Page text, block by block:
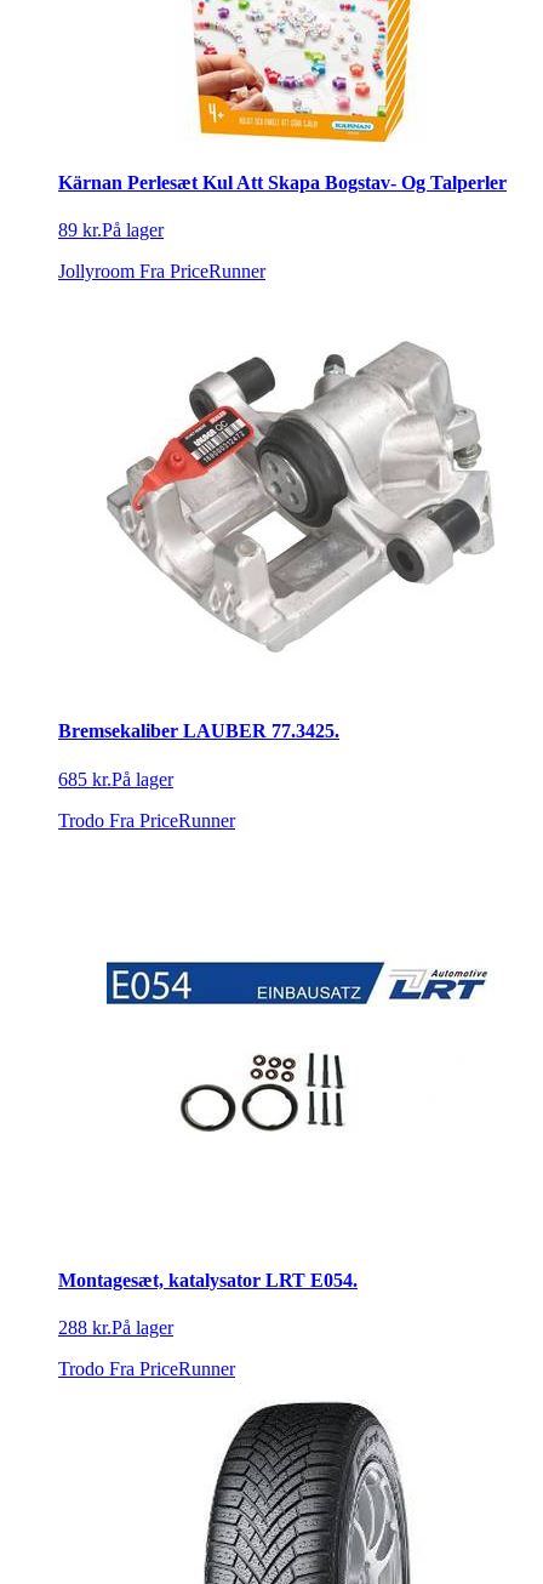
Kärnan Perlesæt Kul Att Skapa Bogstav- Og Talperler
89 kr.På lager
Jollyroom Fra PriceRunner
Bremsekaliber LAUBER 77.3425.
685 kr.På lager
Trodo Fra PriceRunner
Montagesæt, katalysator LRT E054.
288 kr.På lager
Trodo Fra PriceRunner